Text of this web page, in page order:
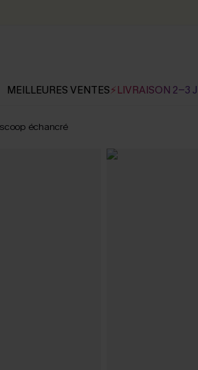
MEILLEURES VENTES⚡LIVRAISON 2-3 J
échancré